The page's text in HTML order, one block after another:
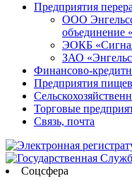
Предприятия
ООО
объединение
ЭОКБ
ЗАО
Финансово-
Предприятия
Торговые
Связь, почта
Соцсфера